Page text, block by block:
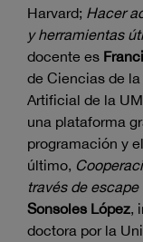
Harvard; Hacer
y herramientas
docente es
de Ciencias de
Artificial de la
una plataforma
programación y
último,
través de
Sonsoles López
doctora por la